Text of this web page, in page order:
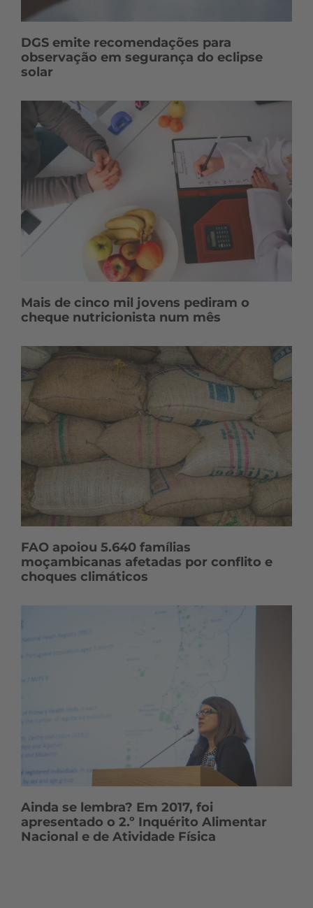
DGS emite recomendações para
observação em segurança do eclipse
solar
Mais de cinco mil jovens pediram o
cheque nutricionista num mês
FAO apoiou 5.640 famílias
moçambicanas afetadas por conflito e
choques climáticos
Ainda se lembra? Em 2017, foi
apresentado o 2.º Inquérito Alimentar
Nacional e de Atividade Física